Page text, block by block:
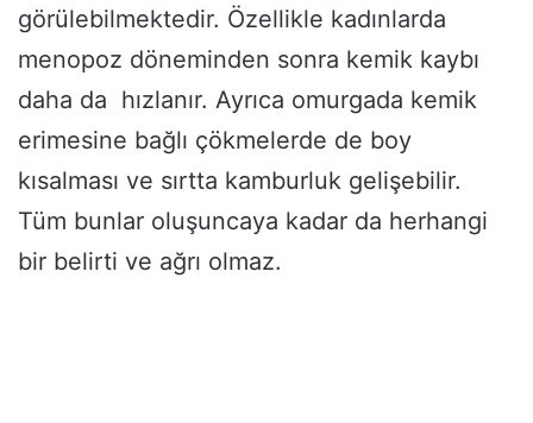
görülebilmektedir. Özellikle kadınlarda
menopoz döneminden sonra kemik kaybı
daha da hızlanır. Ayrıca omurgada kemik
erimesine bağlı çökmelerde de boy
kısalması ve sırtta kamburluk gelişebilir.
Tüm bunlar oluşuncaya kadar da herhangi
bir belirti ve ağrı olmaz.